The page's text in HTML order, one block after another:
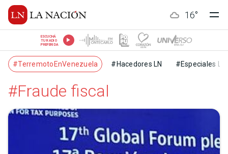
16°
ESCUCHÁ
TU RADIO
PREFERIDA
#TerremotoEnVenezuela #Hacedores LN #Especiales LN
#Fraude fiscal